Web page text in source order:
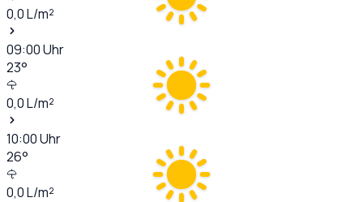
0,0L/m²
09:00Uhr
23°
0,0L/m²
10:00Uhr
26°
0,0L/m²